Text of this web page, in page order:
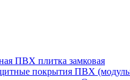
ПВХ плитка замковая
покрытия ПВХ